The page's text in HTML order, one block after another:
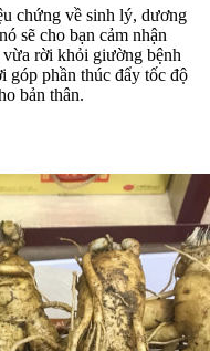
chứng về sinh lý, dương
sẽ cho bạn cảm nhận
rời khỏi giường bệnh
góp phần thúc đẩy tốc độ
bản thân.